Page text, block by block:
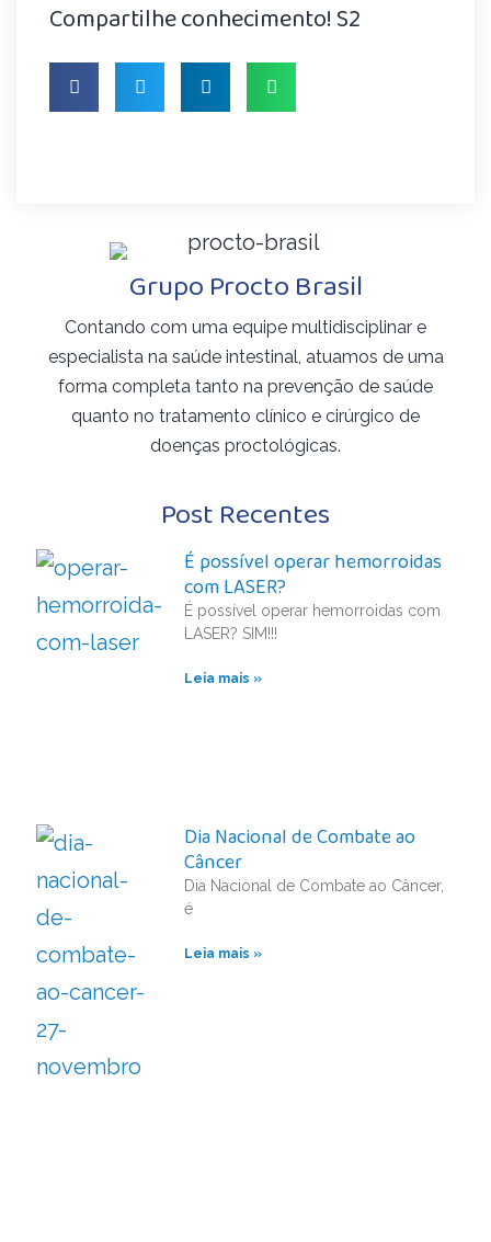
Compartilhe conhecimento! S2
Grupo Procto Brasil
Contando com uma equipe multidisciplinar e
especialista na saúde intestinal, atuamos de uma
forma completa tanto na prevenção de saúde
quanto no tratamento clínico e cirúrgico de
doenças proctológicas.
Post Recentes
É possível operar hemorroidas
com LASER?
É possível operar hemorroidas com
LASER? SIM!!!
Leia mais »
Dia Nacional de Combate ao
Câncer
Dia Nacional de Combate ao Câncer,
é
Leia mais »